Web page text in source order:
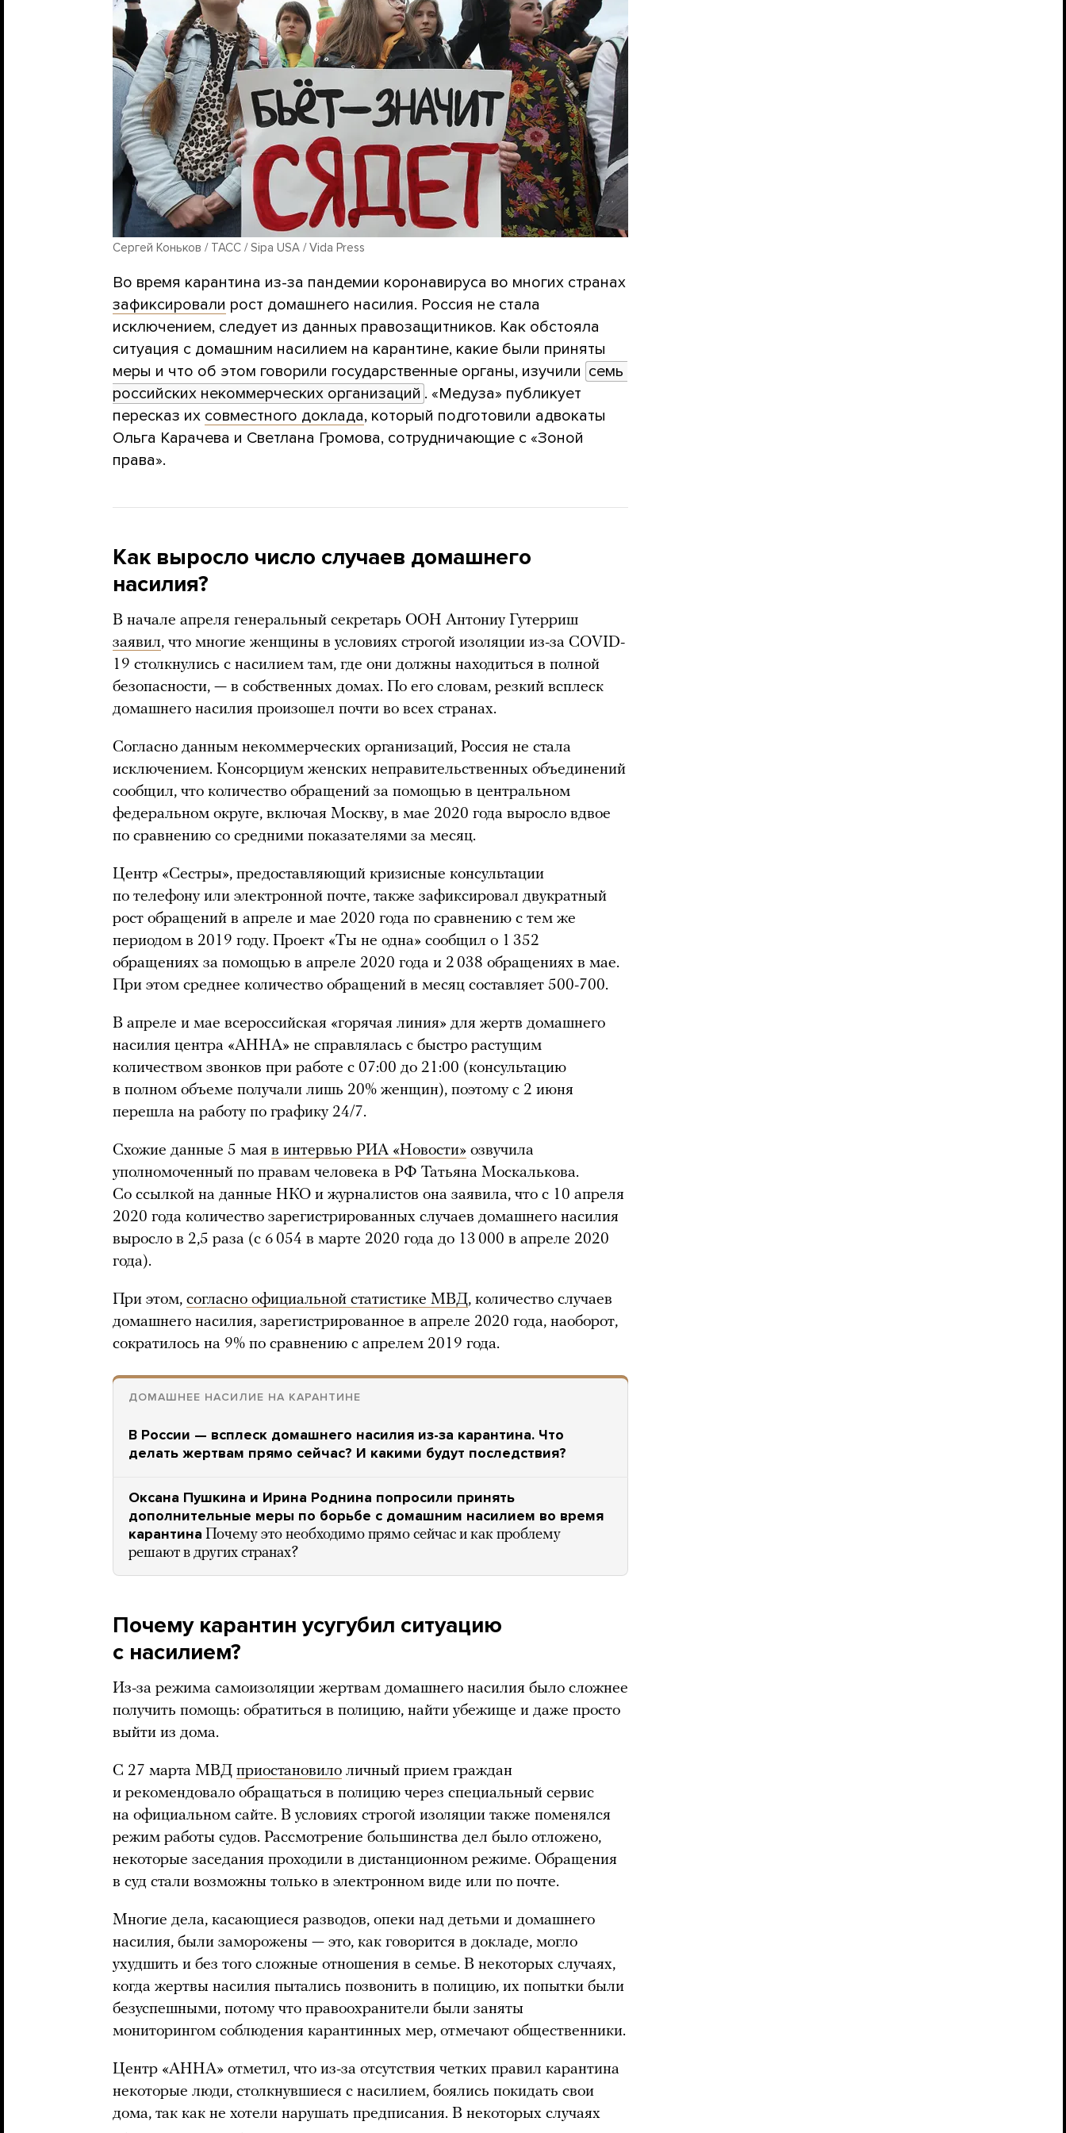
Сергей Коньков / ТАСС / Sipa USA / Vida Press
Во время карантина из-за пандемии коронавируса во многих странах
зафиксировали рост домашнего насилия. Россия не стала
исключением, следует из данных правозащитников. Как обстояла
ситуация с домашним насилием на карантине, какие были приняты
меры и что об этом говорили государственные органы, изучили семь
российских некоммерческих организаций . «Медуза» публикует
пересказ их совместного доклада, который подготовили адвокаты
Ольга Карачева и Светлана Громова, сотрудничающие с «Зоной
права».
Как выросло число случаев домашнего
насилия?
В начале апреля генеральный секретарь ООН Антониу Гутерриш
заявил, что многие женщины в условиях строгой изоляции из-за COVID-
19 столкнулись с насилием там, где они должны находиться в полной
безопасности, — в собственных домах. По его словам, резкий всплеск
домашнего насилия произошел почти во всех странах.
Согласно данным некоммерческих организаций, Россия не стала
исключением. Консорциум женских неправительственных объединений
сообщил, что количество обращений за помощью в центральном
федеральном округе, включая Москву, в мае 2020 года выросло вдвое
по сравнению со средними показателями за месяц.
Центр «Сестры», предоставляющий кризисные консультации
по телефону или электронной почте, также зафиксировал двукратный
рост обращений в апреле и мае 2020 года по сравнению с тем же
периодом в 2019 году. Проект «Ты не одна» сообщил о 1 352
обращениях за помощью в апреле 2020 года и 2 038 обращениях в мае.
При этом среднее количество обращений в месяц составляет 500-700.
В апреле и мае всероссийская «горячая линия» для жертв домашнего
насилия центра «АННА» не справлялась с быстро растущим
количеством звонков при работе с 07:00 до 21:00 (консультацию
в полном объеме получали лишь 20% женщин), поэтому с 2 июня
перешла на работу по графику 24/7.
Схожие данные 5 мая в интервью РИА «Новости» озвучила
уполномоченный по правам человека в РФ Татьяна Москалькова.
Со ссылкой на данные НКО и журналистов она заявила, что с 10 апреля
2020 года количество зарегистрированных случаев домашнего насилия
выросло в 2,5 раза (с 6 054 в марте 2020 года до 13 000 в апреле 2020
года).
При этом, согласно официальной статистике МВД, количество случаев
домашнего насилия, зарегистрированное в апреле 2020 года, наоборот,
сократилось на 9% по сравнению с апрелем 2019 года.
ДОМАШНЕЕ НАСИЛИЕ НА КАРАНТИНЕ
В России — всплеск домашнего насилия из-за карантина. Что
делать жертвам прямо сейчас? И какими будут последствия?
Оксана Пушкина и Ирина Роднина попросили принять
дополнительные меры по борьбе с домашним насилием во время
карантина Почему это необходимо прямо сейчас и как проблему
решают в других странах?
Почему карантин усугубил ситуацию
с насилием?
Из-за режима самоизоляции жертвам домашнего насилия было сложнее
получить помощь: обратиться в полицию, найти убежище и даже просто
выйти из дома.
С 27 марта МВД приостановило личный прием граждан
и рекомендовало обращаться в полицию через специальный сервис
на официальном сайте. В условиях строгой изоляции также поменялся
режим работы судов. Рассмотрение большинства дел было отложено,
некоторые заседания проходили в дистанционном режиме. Обращения
в суд cтали возможны только в электронном виде или по почте.
Многие дела, касающиеся разводов, опеки над детьми и домашнего
насилия, были заморожены — это, как говорится в докладе, могло
ухудшить и без того сложные отношения в семье. В некоторых случаях,
когда жертвы насилия пытались позвонить в полицию, их попытки были
безуспешными, потому что правоохранители были заняты
мониторингом соблюдения карантинных мер, отмечают общественники.
Центр «АННА» отметил, что из-за отсутствия четких правил карантина
некоторые люди, столкнувшиеся с насилием, боялись покидать свои
дома, так как не хотели нарушать предписания. В некоторых случаях